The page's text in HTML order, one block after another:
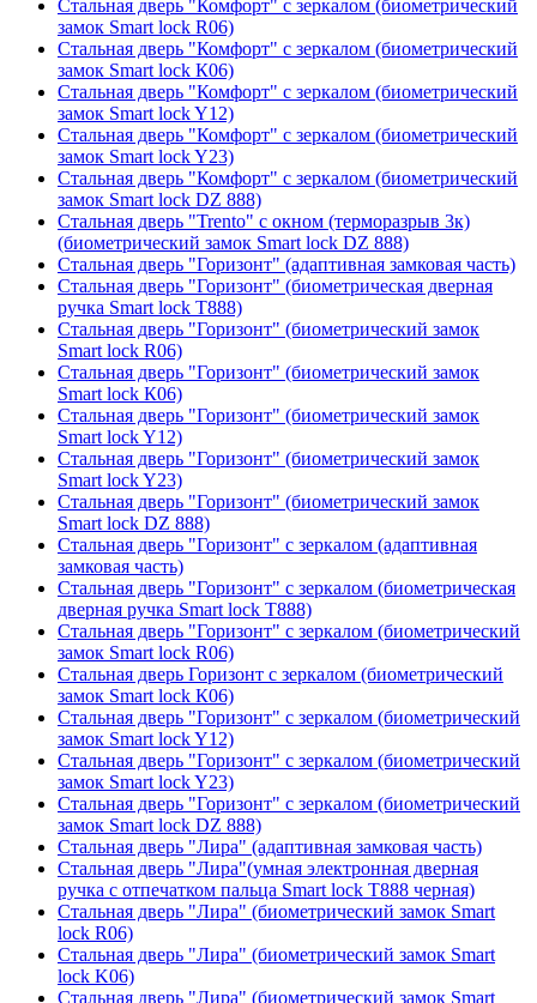
Стальная дверь "Комфорт" с зеркалом (биометрический
замок Smart lock R06)
Стальная дверь "Комфорт" с зеркалом (биометрический
замок Smart lock К06)
Стальная дверь "Комфорт" с зеркалом (биометрический
замок Smart lock Y12)
Стальная дверь "Комфорт" с зеркалом (биометрический
замок Smart lock Y23)
Стальная дверь "Комфорт" с зеркалом (биометрический
замок Smart lock DZ 888)
Стальная дверь "Trento" с окном (терморазрыв 3к)
(биометрический замок Smart lock DZ 888)
Стальная дверь "Горизонт" (адаптивная замковая часть)
Стальная дверь "Горизонт" (биометрическая дверная
ручка Smart lock T888)
Стальная дверь "Горизонт" (биометрический замок
Smart lock R06)
Стальная дверь "Горизонт" (биометрический замок
Smart lock К06)
Стальная дверь "Горизонт" (биометрический замок
Smart lock Y12)
Стальная дверь "Горизонт" (биометрический замок
Smart lock Y23)
Стальная дверь "Горизонт" (биометрический замок
Smart lock DZ 888)
Стальная дверь "Горизонт" с зеркалом (адаптивная
замковая часть)
Стальная дверь "Горизонт" с зеркалом (биометрическая
дверная ручка Smart lock T888)
Стальная дверь "Горизонт" с зеркалом (биометрический
замок Smart lock R06)
Стальная дверь Горизонт с зеркалом (биометрический
замок Smart lock К06)
Стальная дверь "Горизонт" с зеркалом (биометрический
замок Smart lock Y12)
Стальная дверь "Горизонт" с зеркалом (биометрический
замок Smart lock Y23)
Стальная дверь "Горизонт" с зеркалом (биометрический
замок Smart lock DZ 888)
Стальная дверь "Лира" (адаптивная замковая часть)
Стальная дверь "Лира"(умная электронная дверная
ручка с отпечатком пальца Smart lock T888 черная)
Стальная дверь "Лира" (биометрический замок Smart
lock R06)
Стальная дверь "Лира" (биометрический замок Smart
lock K06)
Стальная дверь "Лира" (биометрический замок Smart